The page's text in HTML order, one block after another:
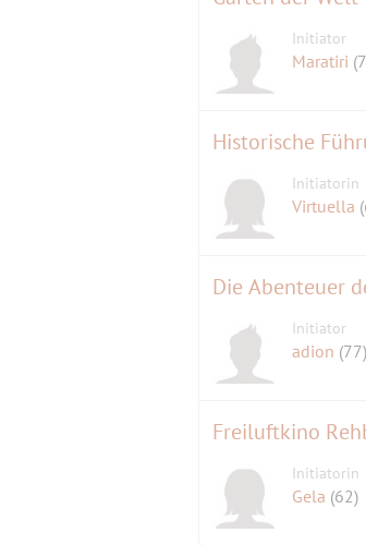
Initiator
Maratiri
Historische
Initiatorin
Virtuella
Die Abenteuer
Initiator
adion (77)
Freiluftkino
Initiatorin
Gela (62)